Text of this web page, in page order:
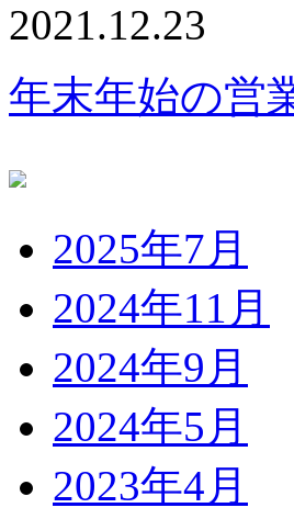
2021.12.23
年末年始の営
2025年7月
2024年11月
2024年9月
2024年5月
2023年4月